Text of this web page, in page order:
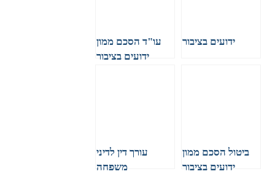
ידועים בציבור
עו"ד הסכם ממון
ידועים בציבור
ביטול הסכם ממון
ידועים בציבור
עורך דין לדיני
משפחה